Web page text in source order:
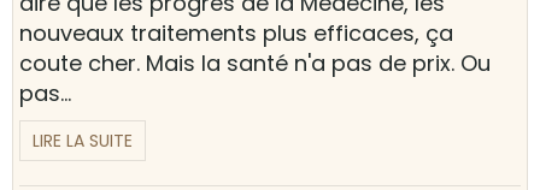
nouveaux traitements plus efficaces, ça
coute cher. Mais la santé n'a pas de prix. Ou
pas...
LIRE LA SUITE